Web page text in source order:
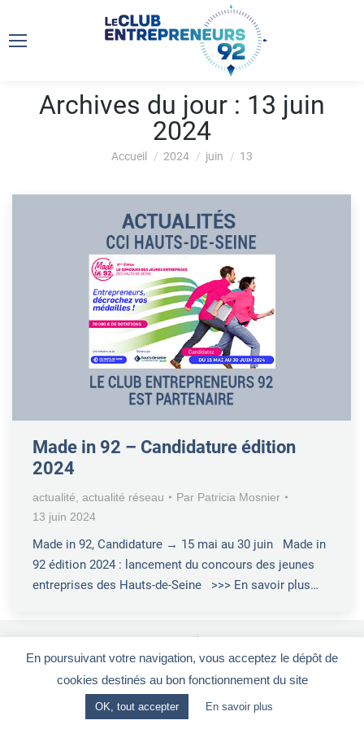
Archives du jour : 13 juin
2024
Vous êtes ici :
Accueil 2024 juin 13
Made in 92 – Candidature édition
2024
actualité actualité réseau Par Patricia Mosnier
13 juin 2024
Made in 92, Candidature → 15 mai au 30 juin Made in
92 édition 2024 : lancement du concours des jeunes
entreprises des Hauts-de-Seine >>> En savoir plus…
Le Club Entrepreneurs 92-CGV-Mentions légales
En poursuivant votre navigation, vous acceptez le dépôt de
cookies destinés au bon fonctionnement du site
OK, tout accepter En savoir plus